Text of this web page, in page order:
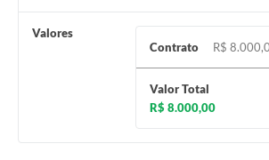
Valores
Contrato
R$
Valor Total
R$ 8.000,00